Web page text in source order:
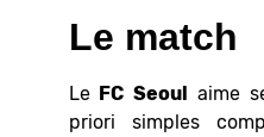
Le match
Le FC Seoul aime
priori simples